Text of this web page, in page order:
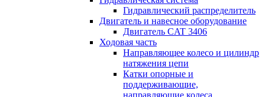
Гидравлический распределитель
Двигатель и навесное оборудование
Двигатель CAT 3406
Ходовая часть
Направляющее колесо и цилиндр
натяжения цепи
Катки опорные и
поддерживающие,
направляющие колеса